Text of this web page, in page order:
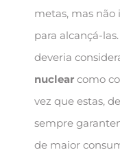
metas, mas não
para alcançá-
deveria
nuclearcomo
vez que estas,
sempre
de maior